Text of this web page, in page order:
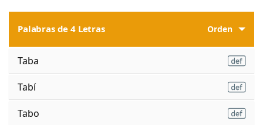
Palabras de 4 Letras Orden
Taba
Tabí
Tabo